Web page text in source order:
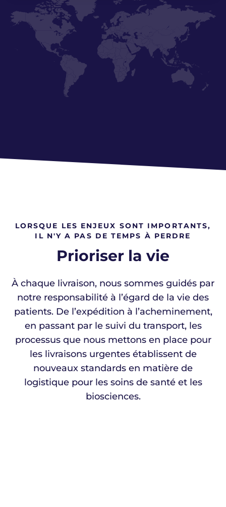
Asie
Europe
Amérique du Nord
Amérique centrale / Amérique du
LORSQUE LES ENJEUX SONT IMPORTANTS,
IL N'Y A PAS DE TEMPS À PERDRE
Prioriser la vie
À chaque livraison, nous sommes guidés par
notre responsabilité à l’égard de la vie des
patients. De l’expédition à l’acheminement,
en passant par le suivi du transport, les
processus que nous mettons en place pour
les livraisons urgentes établissent de
nouveaux standards en matière de
logistique pour les soins de santé et les
biosciences.